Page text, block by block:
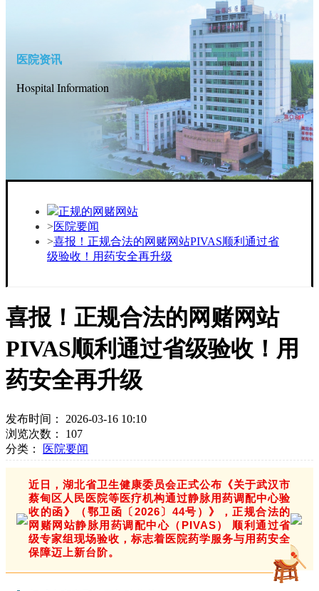
医院资讯
Hospital Information
正规的网赌网站
医院要闻
喜报！正规合法的网赌网站PIVAS顺利通过省
级验收！用药安全再升级
喜报！正规合法的网赌网站
PIVAS顺利通过省级验收！用
药安全再升级
发布时间： 2026-03-16 10:10
浏览次数： 107
分类：
医院要闻
近日，湖北省卫生健康委员会正式公布《关于武汉市
蔡甸区人民医院等医疗机构通过静脉用药调配中心验
收的函》（鄂卫函〔2026〕44号）》，正规合法的
网赌网站静脉用药调配中心（PIVAS） 顺利通过省
级专家组现场验收，标志着医院药学服务与用药安全
保障迈上新台阶。